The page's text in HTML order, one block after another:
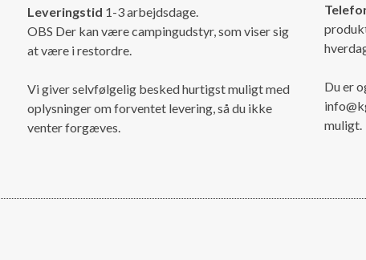
Leveringstid 1-3 arbejdsdage.
OBS Der kan være campingudstyr, som viser sig
at være i restordre.
Vi giver selvfølgelig besked hurtigst muligt med
oplysninger om forventet levering, så du ikke
venter forgæves.
Du er
muligt.